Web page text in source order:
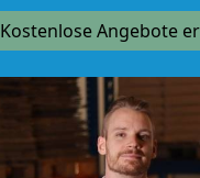
Kostenlose Angebote